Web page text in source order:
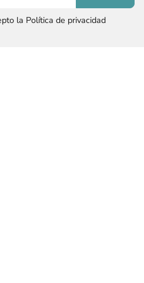
la Política de privacidad